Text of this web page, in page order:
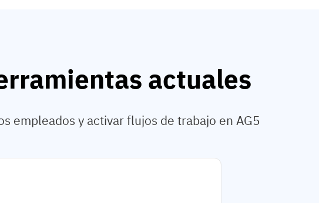
actuales
empleados y activar flujos de trabajo en AG5